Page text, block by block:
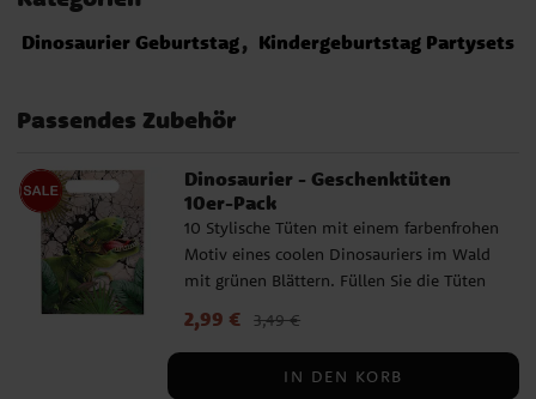
Dinosaurier Geburtstag Kindergeburtstag Partysets
Passendes Zubehör
Dinosaurier - Geschenktüten
10er-Pack
10 Stylische Tüten mit einem farbenfrohen
Motiv eines coolen Dinosauriers im Wald
mit grünen Blättern. Füllen Sie die Tüten
anderen Leckereien und verteilen Sie sie
Kinderparty kommen. Sie dienen auch als
Aktueller Preis
2,99 € 3,49 €
IN DEN KORB